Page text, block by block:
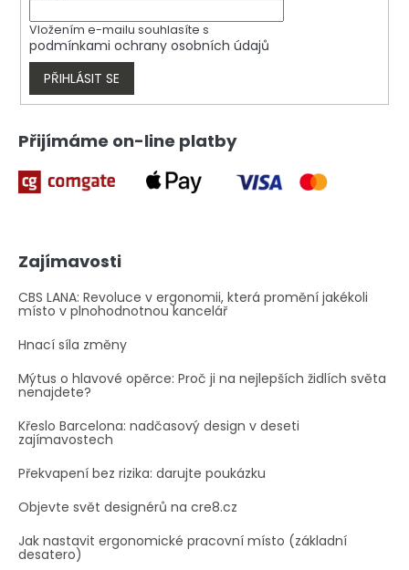
v
k
s
Vložením e-mailu souhlasíte s
podmínkami ochrany osobních údajů
PŘIHLÁSIT SE
Přijímáme on-line platby
Zajímavosti
CBS LANA: Revoluce v ergonomii, která promění jakékoli
místo v plnohodnotnou kancelář
Hnací síla změny
Mýtus o hlavové opěrce: Proč ji na nejlepších židlích světa
nenajdete?
Křeslo Barcelona: nadčasový design v deseti
zajímavostech
Překvapení bez rizika: darujte poukázku
Objevte svět designérů na cre8.cz
Jak nastavit ergonomické pracovní místo (základní
desatero)